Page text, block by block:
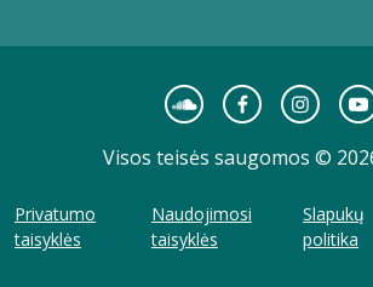
Visos teisės saugomos ©
Privatumo
taisyklės
Naudojimosi
taisyklės
Slapukų
politika